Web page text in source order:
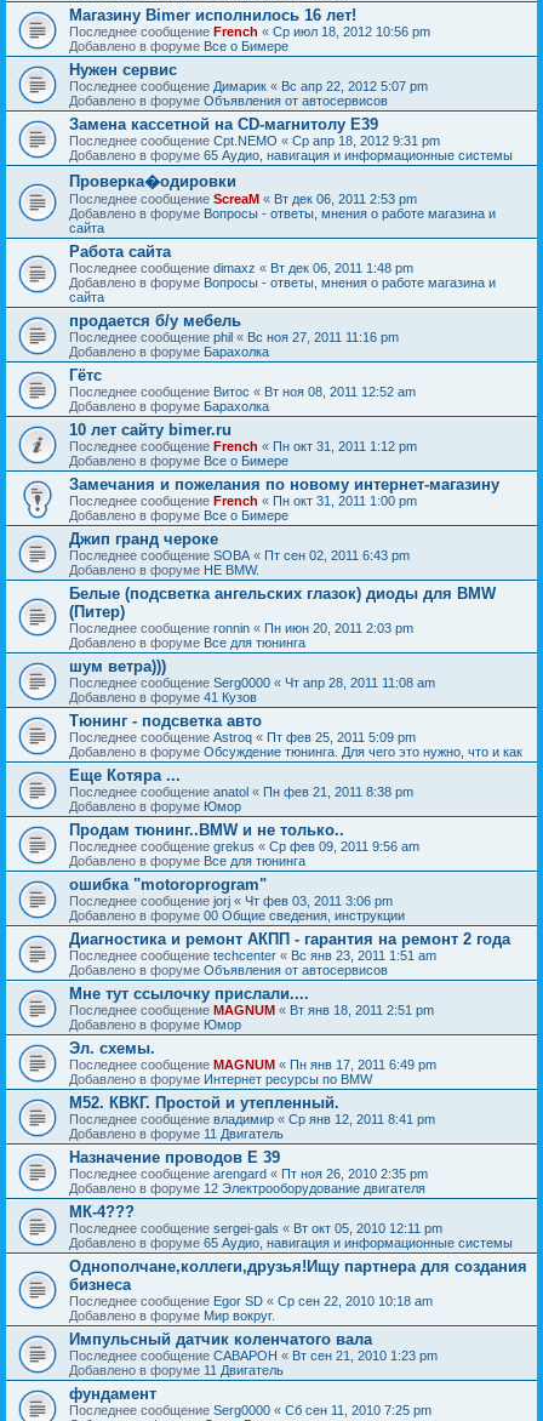
Магазину Bimer исполнилось 16 лет!
Последнее сообщение French « Ср июл 18, 2012 10:56 pm
Добавлено в форуме Все о Бимере
Нужен сервис
Последнее сообщение Димарик « Вс апр 22, 2012 5:07 pm
Добавлено в форуме Объявления от автосервисов
Замена кассетной на СD-магнитолу Е39
Последнее сообщение Cpt.NEMO « Ср апр 18, 2012 9:31 pm
Добавлено в форуме 65 Аудио, навигация и информационные системы
Проверка�одировки
Последнее сообщение ScreaM « Вт дек 06, 2011 2:53 pm
Добавлено в форуме Вопросы - ответы, мнения о работе магазина и
сайта
Работа сайта
Последнее сообщение dimaxz « Вт дек 06, 2011 1:48 pm
Добавлено в форуме Вопросы - ответы, мнения о работе магазина и
сайта
продается б/у мебель
Последнее сообщение phil « Вс ноя 27, 2011 11:16 pm
Добавлено в форуме Барахолка
Гётс
Последнее сообщение Витос « Вт ноя 08, 2011 12:52 am
Добавлено в форуме Барахолка
10 лет сайту bimer.ru
Последнее сообщение French « Пн окт 31, 2011 1:12 pm
Добавлено в форуме Все о Бимере
Замечания и пожелания по новому интернет-магазину
Последнее сообщение French « Пн окт 31, 2011 1:00 pm
Добавлено в форуме Все о Бимере
Джип гранд чероке
Последнее сообщение SOBA « Пт сен 02, 2011 6:43 pm
Добавлено в форуме НЕ BMW.
Белые (подсветка ангельских глазок) диоды для BMW
(Питер)
Последнее сообщение ronnin « Пн июн 20, 2011 2:03 pm
Добавлено в форуме Все для тюнинга
шум ветра)))
Последнее сообщение Serg0000 « Чт апр 28, 2011 11:08 am
Добавлено в форуме 41 Кузов
Тюнинг - подсветка авто
Последнее сообщение Astroq « Пт фев 25, 2011 5:09 pm
Добавлено в форуме Обсуждение тюнинга. Для чего это нужно, что и как
Еще Котяра ...
Последнее сообщение anatol « Пн фев 21, 2011 8:38 pm
Добавлено в форуме Юмор
Продам тюнинг..BMW и не только..
Последнее сообщение grekus « Ср фев 09, 2011 9:56 am
Добавлено в форуме Все для тюнинга
ошибка "motoroprogram"
Последнее сообщение jorj « Чт фев 03, 2011 3:06 pm
Добавлено в форуме 00 Общие сведения, инструкции
Диагностика и ремонт АКПП - гарантия на ремонт 2 года
Последнее сообщение techcenter « Вс янв 23, 2011 1:51 am
Добавлено в форуме Объявления от автосервисов
Мне тут ссылочку прислали....
Последнее сообщение MAGNUM « Вт янв 18, 2011 2:51 pm
Добавлено в форуме Юмор
Эл. схемы.
Последнее сообщение MAGNUM « Пн янв 17, 2011 6:49 pm
Добавлено в форуме Интернет ресурсы по BMW
М52. КВКГ. Простой и утепленный.
Последнее сообщение владимир « Ср янв 12, 2011 8:41 pm
Добавлено в форуме 11 Двигатель
Назначение проводов Е 39
Последнее сообщение arengard « Пт ноя 26, 2010 2:35 pm
Добавлено в форуме 12 Электрооборудование двигателя
МК-4???
Последнее сообщение sergei-gals « Вт окт 05, 2010 12:11 pm
Добавлено в форуме 65 Аудио, навигация и информационные системы
Однополчане,коллеги,друзья!Ищу партнера для создания
бизнеса
Последнее сообщение Egor SD « Ср сен 22, 2010 10:18 am
Добавлено в форуме Мир вокруг.
Импульсный датчик коленчатого вала
Последнее сообщение CABAPOH « Вт сен 21, 2010 1:23 pm
Добавлено в форуме 11 Двигатель
фундамент
Последнее сообщение Serg0000 « Сб сен 11, 2010 7:25 pm